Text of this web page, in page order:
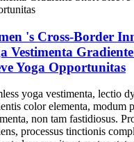
's Cross-Border
Vestimenta
Yoga Opportunitas
yoga vestimenta, lectio
color elementa, modum
non tam fastidiosus.
processus tinctionis